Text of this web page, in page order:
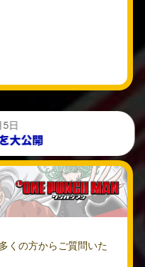
日
大公開
くの方からご質問いた